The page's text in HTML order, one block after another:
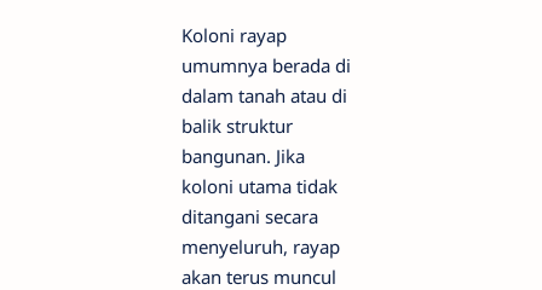
Koloni rayap
umumnya berada di
dalam tanah atau di
balik struktur
bangunan. Jika
koloni utama tidak
ditangani secara
menyeluruh, rayap
akan terus muncul